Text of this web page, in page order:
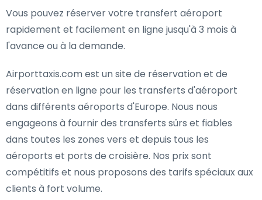
Vous pouvez réserver votre transfert aéroport
rapidement et facilement en ligne jusqu'à 3 mois à
l'avance ou à la demande.
Airporttaxis.com est un site de réservation et de
réservation en ligne pour les transferts d'aéroport
dans différents aéroports d'Europe. Nous nous
engageons à fournir des transferts sûrs et fiables
dans toutes les zones vers et depuis tous les
aéroports et ports de croisière. Nos prix sont
compétitifs et nous proposons des tarifs spéciaux aux
clients à fort volume.